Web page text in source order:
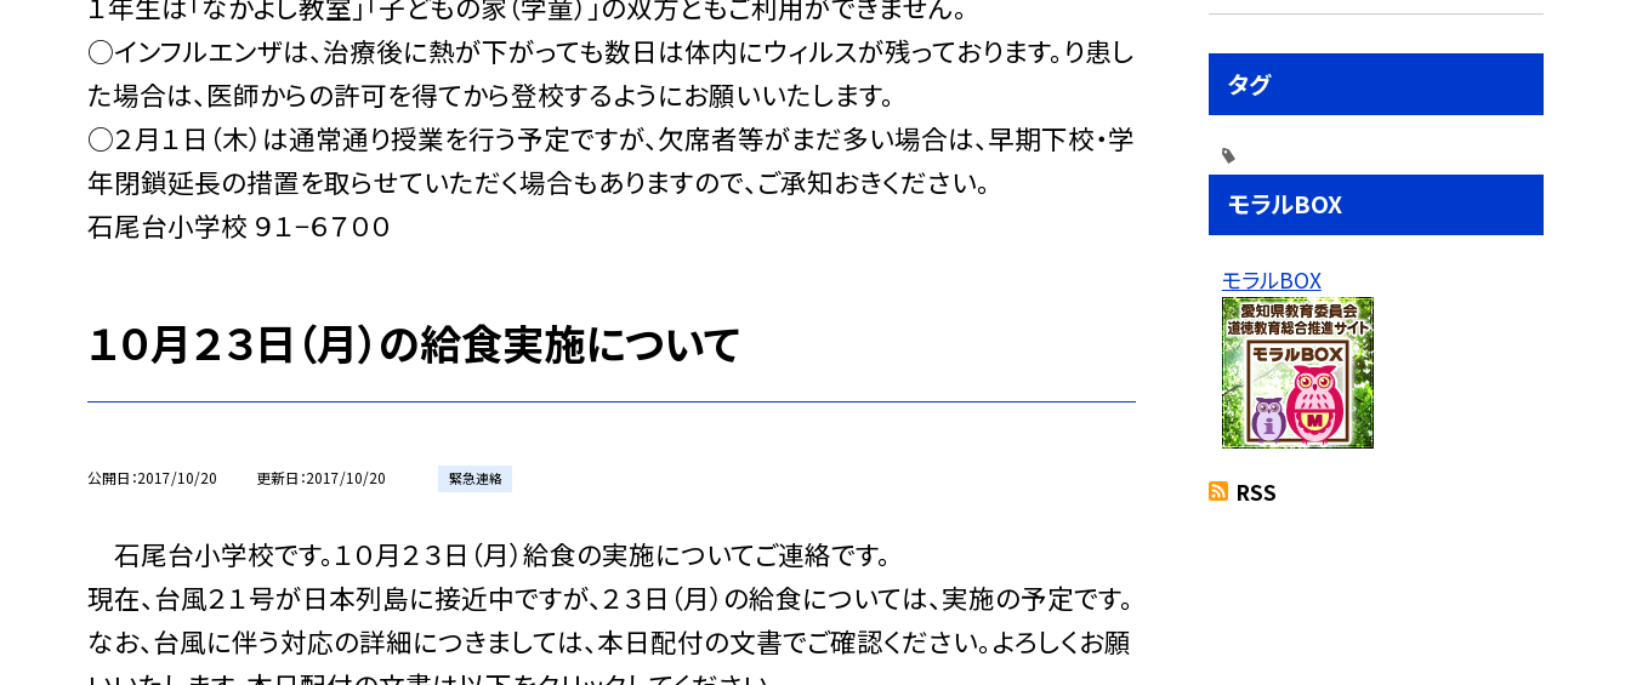
○インフルエンザは、治療後に熱が下がっても数日は体内にウィルスが残っております。り患し
た場合は、医師からの許可を得てから登校するようにお願いいたします。
○２月１日（木）は通常通り授業を行う予定ですが、欠席者等がまだ多い場合は、早期下校・学
年閉鎖延長の措置を取らせていただく場合もありますので、ご承知おきください。
石尾台小学校 ９１−６７００
１０月２３日（月）の給食実施について
公開日 2017/10/20 更新日 2017/10/20 緊急連絡
石尾台小学校です。１０月２３日（月）給食の実施についてご連絡です。
現在、台風２１号が日本列島に接近中ですが、２３日（月）の給食については、実施の予定です。
なお、台風に伴う対応の詳細につきましては、本日配付の文書でご確認ください。よろしくお願
タグ
モラルBOX
モラルBOX
RSS